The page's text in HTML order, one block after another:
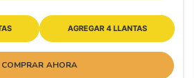
AGREGAR 4 LLANTAS
COMPRAR AHORA